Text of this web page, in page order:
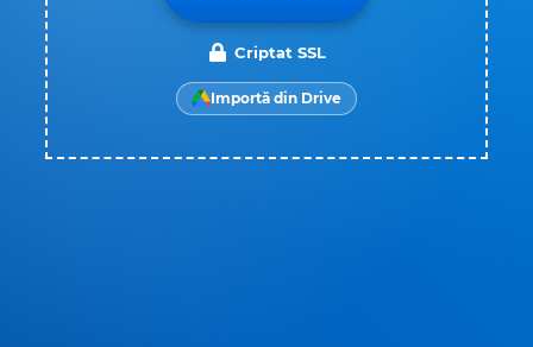
Criptat SSL
Importă din Drive